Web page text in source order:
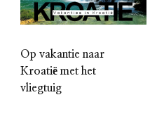
Op vakantie naar
Kroatië met het
vliegtuig